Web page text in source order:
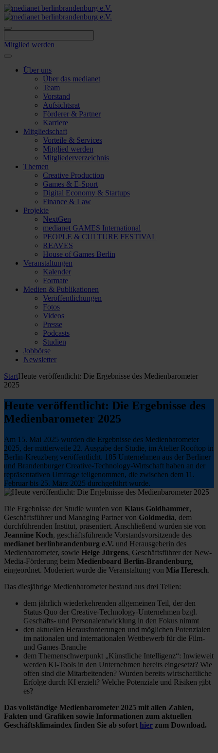
Skip
to
content
Mitglied werden
Über uns
Über das medianet
Team
Vorstand
Aufsichtsrat
Förderer & Partner
Karriere
Mitgliedschaft
Vorteile & Services
Mitglied werden
Mitgliederverzeichnis
Themen
Creative Production
Games & E-Sport
Digital Economy & Startups
Finance & Law
Projekte
NextGen
medianet GAMES International
PEOPLE & CULTURE FESTIVAL
REAVES
House of Games Berlin
Veranstaltungen
Kalender
Formate
Medien & Publikationen
Veröffentlichungen
Fotos
Videos
Presse
Podcasts
Studien
Jobbörse
Newsletter
StartHeute veröffentlicht: Die Ergebnisse des Medienbarometer
2025
Heute veröffentlicht: Die Ergebnisse des
Medienbarometer 2025
Am 15. Mai 2025 wurden die Ergebnisse des Medienbarometer
2025, der mittlerweile 22. Ausgabe der Studie, im Atelier Rooftop in
Berlin-Kreuzberg veröffentlicht. 185 Unternehmen aus der Berliner
und Brandenburger Creative-Technology-Wirtschaft haben an der
repräsentativen Umfrage teilgenommen, die zwischen dem 11.
Februar bis 25. März 2025 durchgeführt wurde.
Die Ergebnisse der Studie wurden von Klaus Goldhammer,
Geschäftsführer und Managing Partner von Goldmedia, dem
durchführenden Institut, präsentiert. Anschließend wurden sie von
Jeannine Koch, geschäftsführende Vorstandsvorsitzende des
medianet berlinbrandenburg e.V. und Herausgeberin des
Medienbarometer, sowie Helge Jürgens, Geschäftsführer der New-
Media-Förderung beim Medienboard Berlin-Brandenburg,
eingeordnet. Moderiert wurde die Veranstaltung von Mia Heresch.
Das diesjährige Medienbarometer bestand aus drei Teilen:
dem jährlich wiederkehrenden allgemeinen Teil, der den
Status Quo der Creative-Technology-Unternehmen bzgl.
Geschäfts- und Personalentwicklung in den Fokus nimmt
den aktuellen Herausforderungen und möglichen Potenzialen
im nationalen und internationalen Wettbewerb für die Film-
und Games-Branche
dem Themenschwerpunkt „Künstliche Intelligenz“: Inwieweit
werden KI-Tools in den Unternehmen bereits eingesetzt? Wie
offen sind die Mitarbeitenden? Wurden bereits wirtschaftliche
Erfolge durch KI erzielt? Welche Potenziale und Risiken gibt
es?
Das vollständige Medienbarometer 2025 mit allen Zahlen,
Fakten und Grafiken sowie Informationen zum aktuellen
Geschäftsklimaindex finden Sie ab sofort hier zum Download.